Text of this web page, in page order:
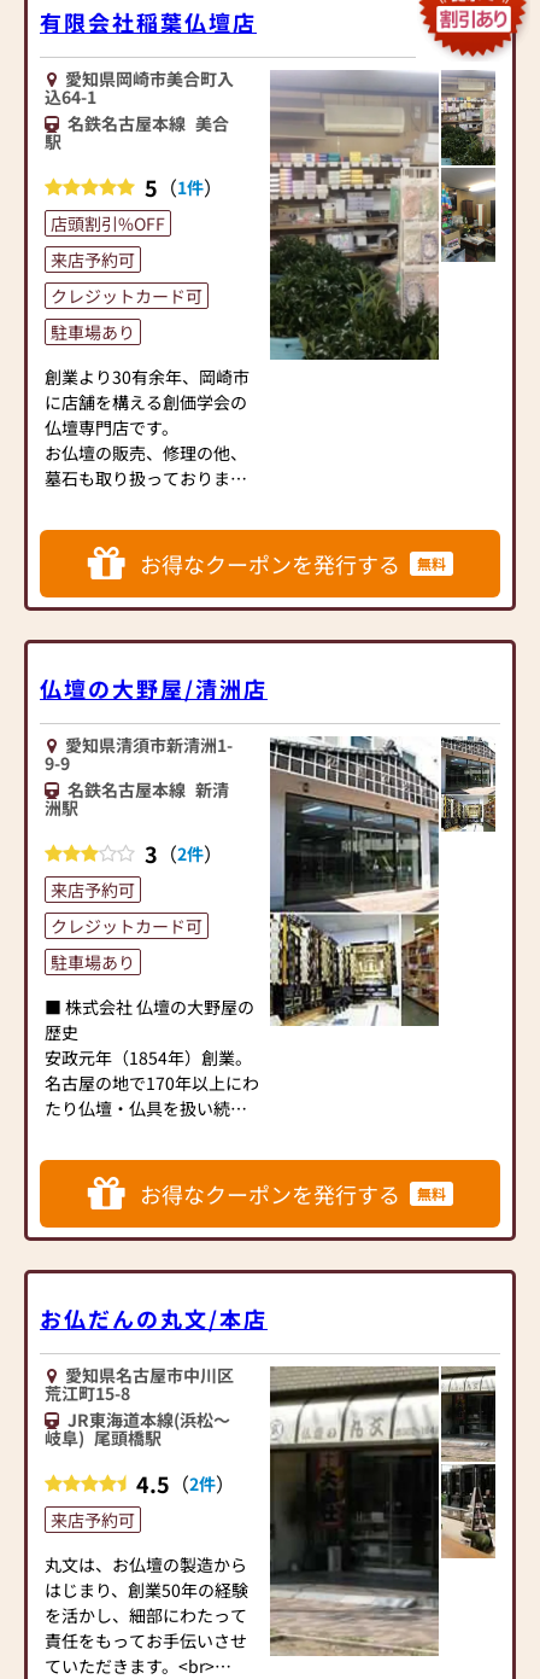
行っておらず、
消費者庁、公正取引委員会
認可の「仏壇公正取引協議
会加盟店舗」として
「適正な品質表示・原産国
表示と適正価格」でお待ち
安心の日本製！
展示中のモダン仏壇と金仏
壇に関して9割が「国産仏
壇」！
費用を抑えたい方には、リ
ーズナブルなお仏壇や仏具
も取り扱っています。
お仏壇の製作から、修理・
洗浄まで対応可能な職人な
らではの充実サポート。
金仏壇・唐木仏壇・家具調
・人気のモダン仏壇は9割が
安心の国産品
垢板使用の唐木仏壇も取り
扱っています
・本格的な金仏壇も多数展
示しています
・買い換えで不要になった
お仏壇の引き取りと処分も
いたします
仏具・仏事小物も豊富な品
揃え
・お位牌の字彫りは自社対
応で、最短即日仕上げも可
能です。
・念珠の修理も安心の自社
対応なのでお気軽にどうぞ
尾張一宮駅より徒歩5分！
駐車場もございますので、
お気軽にご来店ください。
有限会社稲葉仏壇店
愛知県岡崎市美合町入
込64-1
名鉄名古屋本線 美合
駅
5 （1件）
店頭割引%OFF
来店予約可
クレジットカード可
駐車場あり
創業より30有余年、岡崎市
に店舗を構える創価学会の
仏壇専門店です。
お仏壇の販売、修理の他、
墓石も取り扱っておりま
お仏壇の蛍光灯をLEDにお
取替えなど、お気軽にご相
談ください。お得なクーポンを発行する 無料
仏壇の大野屋/清洲店
愛知県清須市新清洲1-
9-9
名鉄名古屋本線 新清
洲駅
3 （2件）
来店予約可
クレジットカード可
駐車場あり
■ 株式会社 仏壇の大野屋の
歴史
安政元年（1854年）創業。
名古屋の地で170年以上にわ
たり仏壇・仏具を扱い続
域とともに歩み、名古屋で
現存する仏壇店の中で最も
長い歴史を持つ老舗です。
須本店をはじめ、清洲・稲
沢・イオンモール熱田・岐
阜カラフルタウン・犬山キ
ャスタに店舗を構える仏壇
専門店です。伝統的工芸品
である名古屋仏壇をはじ
香やローソク、お香などを
幅広く取り揃えておりま
す。近年は家具調仏壇や上
置仏壇、厨子、手元供養、
ペット供養品など、現代の
暮らしに寄り添った商品も
充実しております。名古屋
仏壇商工協同組合・東海優
お得なクーポンを発行する 無料
お仏だんの丸文/本店
愛知県名古屋市中川区
荒江町15-8
JR東海道本線(浜松～
岐阜) 尾頭橋駅
4.5 （2件）
来店予約可
丸文は、お仏壇の製造から
はじまり、創業50年の経験
を活かし、細部にわたって
責任をもってお手伝いさせ
ていただきます。<br>